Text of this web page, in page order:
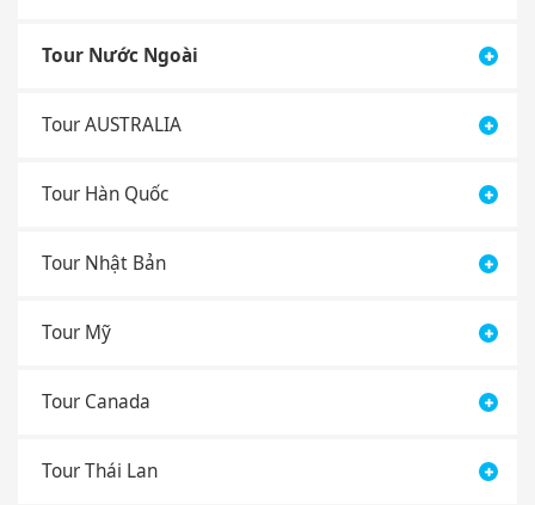
Tour Nước Ngoài
Tour AUSTRALIA
Tour Hàn Quốc
Tour Nhật Bản
Tour Mỹ
Tour Canada
Tour Thái Lan